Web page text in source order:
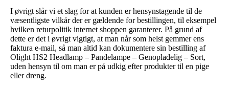
I øvrigt slår vi et slag for at kunden er hensynstagende til de
væsentligste vilkår der er gældende for bestillingen, til eksempel
hvilken returpolitik internet shoppen garanterer. På grund af
dette er det i øvrigt vigtigt, at man når som helst gemmer ens
faktura e-mail, så man altid kan dokumentere sin bestilling af
Olight HS2 Headlamp – Pandelampe – Genopladelig – Sort,
uden hensyn til om man er på udkig efter produkter til en pige
eller dreng.